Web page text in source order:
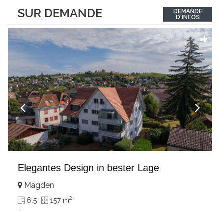
SUR DEMANDE
outdoor spaces bathed in greenery. The bedrooms also have
direct access to the outdoors, offering...
DEMANDE
D'INFOS
Elegantes Design in bester Lage
Magden
6.5 157 m2